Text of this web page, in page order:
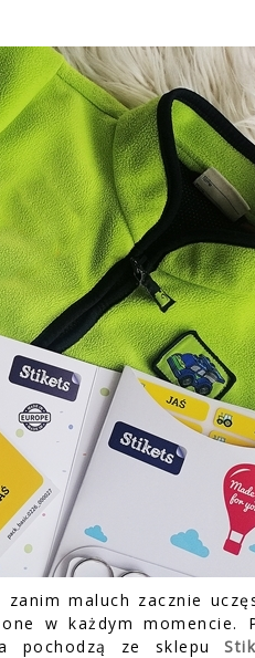
zanim maluch zacznie
w każdym momencie.
pochodzą ze sklepu